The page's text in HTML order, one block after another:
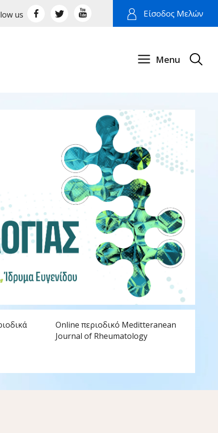
us Είσοδος Μελών
Online περιοδικό Meditteranean
Journal of Rheumatology